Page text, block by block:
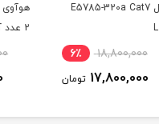
دسی‌بل22,500,000
19,990,000